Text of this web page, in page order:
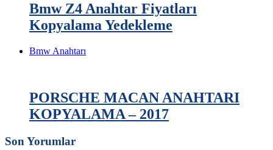
Bmw Z4 Anahtar Fiyatları
Kopyalama Yedekleme
Bmw Anahtarı
PORSCHE MACAN ANAHTARI
KOPYALAMA – 2017
Son Yorumlar